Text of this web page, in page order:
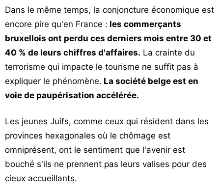
Dans le même temps, la conjoncture économique est
encore pire qu'en France : les commerçants
bruxellois ont perdu ces derniers mois entre 30 et
40 % de leurs chiffres d'affaires. La crainte du
terrorisme qui impacte le tourisme ne suffit pas à
expliquer le phénomène. La société belge est en
voie de paupérisation accélérée.
Les jeunes Juifs, comme ceux qui résident dans les
provinces hexagonales où le chômage est
omniprésent, ont le sentiment que l'avenir est
bouché s'ils ne prennent pas leurs valises pour des
cieux accueillants.